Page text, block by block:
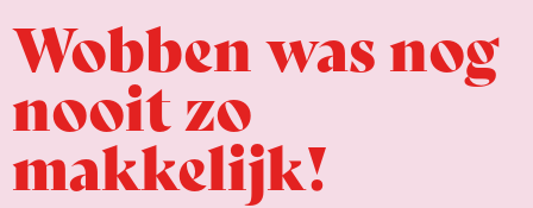
Wobben was nog
nooit zo
makkelijk!